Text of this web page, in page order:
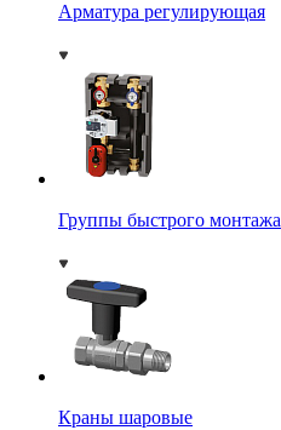
Арматура регулирующая
Группы быстрого монтажа
Краны шаровые